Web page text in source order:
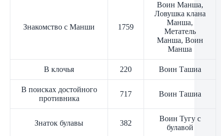
Знакомство с Манши 1759
Воин Манша,
Ловушка клана
Манша,
Метатель
Манша, Воин
Манша
В клочья 220 Воин Ташиа
В поисках достойного
противника
717 Воин Ташиа
Знаток булавы 382
Воин Тугу с
булавой